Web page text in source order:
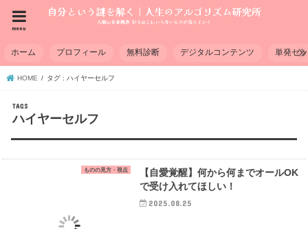
menu
ホーム プロフィール 無料診断 デジタルコンテンツ 単発セ
HOME タグ : ハイヤーセルフ
ハイヤーセルフ
ものの見方・視点
【自愛覚醒】何から何までオールOK
で受け入れてほしい！
2025.08.25